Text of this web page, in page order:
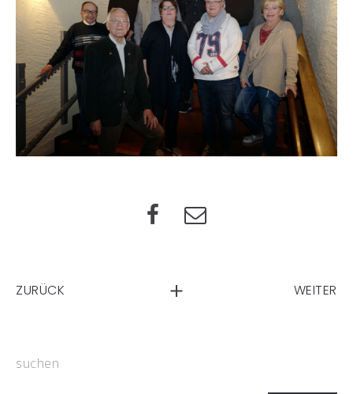
ZURÜCK WEITER
suchen